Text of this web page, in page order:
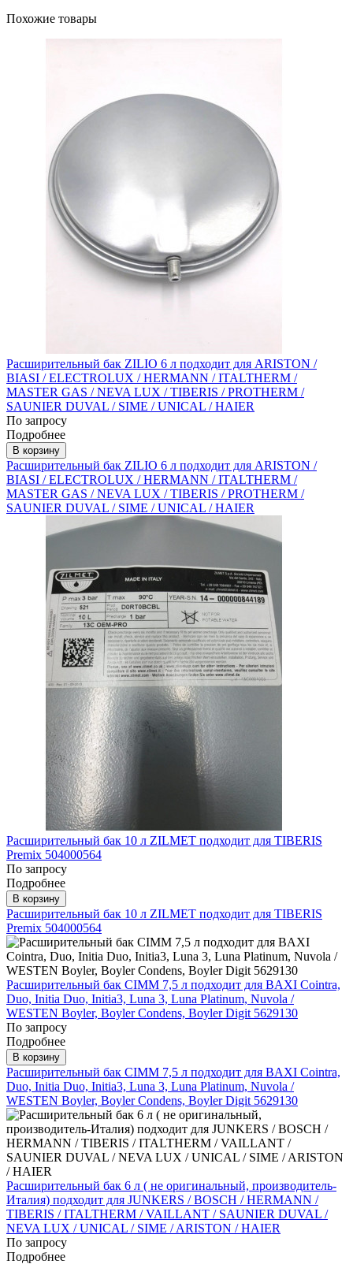
Похожие товары
Расширительный бак ZILIO 6 л подходит для ARISTON /
BIASI / ELECTROLUX / HERMANN / ITALTHERM /
MASTER GAS / NEVA LUX / TIBERIS / PROTHERM /
SAUNIER DUVAL / SIME / UNICAL / HAIER
По запросу
Подробнее
В корзину
Расширительный бак ZILIO 6 л подходит для ARISTON /
BIASI / ELECTROLUX / HERMANN / ITALTHERM /
MASTER GAS / NEVA LUX / TIBERIS / PROTHERM /
SAUNIER DUVAL / SIME / UNICAL / HAIER
Расширительный бак 10 л ZILMET подходит для TIBERIS
Premix 504000564
По запросу
Подробнее
В корзину
Расширительный бак 10 л ZILMET подходит для TIBERIS
Premix 504000564
Расширительный бак CIMM 7,5 л подходит для BAXI Cointra,
Duo, Initia Duo, Initia3, Luna 3, Luna Platinum, Nuvola /
WESTEN Boyler, Boyler Condens, Boyler Digit 5629130
По запросу
Подробнее
В корзину
Расширительный бак CIMM 7,5 л подходит для BAXI Cointra,
Duo, Initia Duo, Initia3, Luna 3, Luna Platinum, Nuvola /
WESTEN Boyler, Boyler Condens, Boyler Digit 5629130
Расширительный бак 6 л ( не оригинальный, производитель-
Италия) подходит для JUNKERS / BOSCH / HERMANN /
TIBERIS / ITALTHERM / VAILLANT / SAUNIER DUVAL /
NEVA LUX / UNICAL / SIME / ARISTON / HAIER
По запросу
Подробнее